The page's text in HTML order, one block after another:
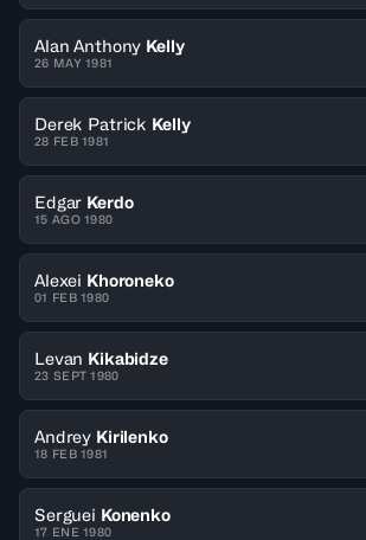
Alan Anthony Kelly
26 MAY 1981
Derek Patrick Kelly
28 FEB 1981
Edgar Kerdo
15 AGO 1980
Alexei Khoroneko
01 FEB 1980
Levan Kikabidze
23 SEPT 1980
Andrey Kirilenko
18 FEB 1981
Serguei Konenko
17 ENE 1980